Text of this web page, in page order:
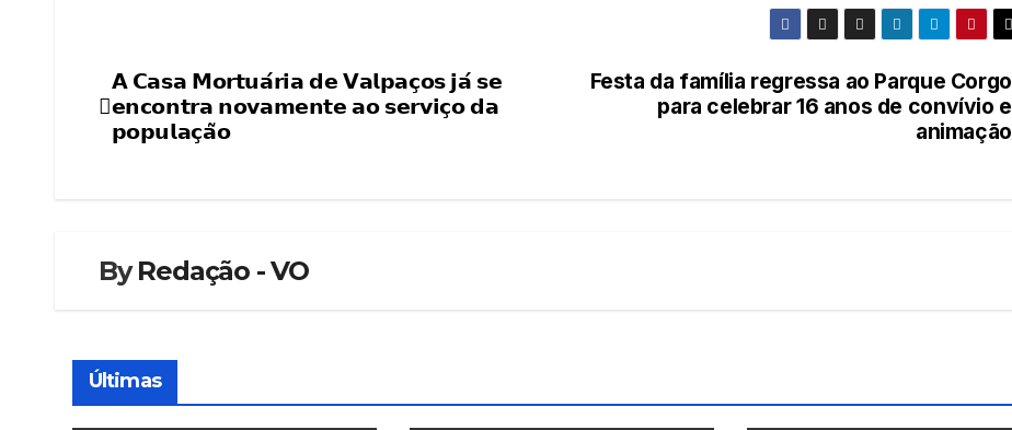
Navegação
de
Festa da família regressa ao Parque Corgo
para celebrar 16 anos de convívio e
animação
𝗔 𝗖𝗮𝘀𝗮 𝗠𝗼𝗿𝘁𝘂𝗮́𝗿𝗶𝗮 𝗱𝗲 𝗩𝗮𝗹𝗽𝗮𝗰̧𝗼𝘀 𝗷𝗮́ 𝘀𝗲
𝗲𝗻𝗰𝗼𝗻𝘁𝗿𝗮 𝗻𝗼𝘃𝗮𝗺𝗲𝗻𝘁𝗲 𝗮𝗼 𝘀𝗲𝗿𝘃𝗶𝗰̧𝗼 𝗱𝗮
𝗽𝗼𝗽𝘂𝗹𝗮𝗰̧𝗮̃𝗼
ByRedação - VO
Últimas